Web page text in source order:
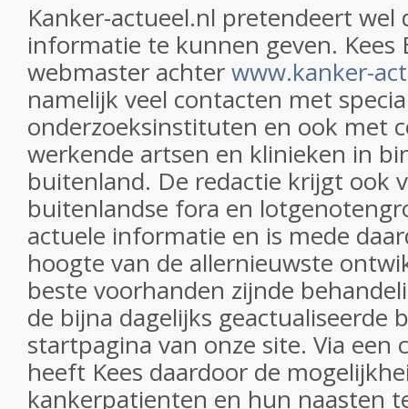
Kanker-actueel.nl pretendeert wel
informatie te kunnen geven. Kees
webmaster achterwww.kanker-
namelijk veel contacten met
onderzoeksinstituten en ook met
werkende artsen en klinieken in
buitenland. De redactie krijgt ook
buitenlandse fora en
actuele informatie en is mede
hoogte van de allernieuwste
beste voorhanden zijnde
de bijna dagelijks geactualiseerde
startpagina van onze site. Via een
heeft Kees daardoor de
kankerpatienten en hun naasten